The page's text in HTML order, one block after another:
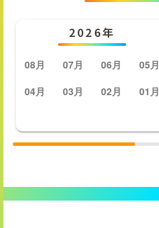
2026年
08月 07月 06月
05月
04月
03月 02月 01月